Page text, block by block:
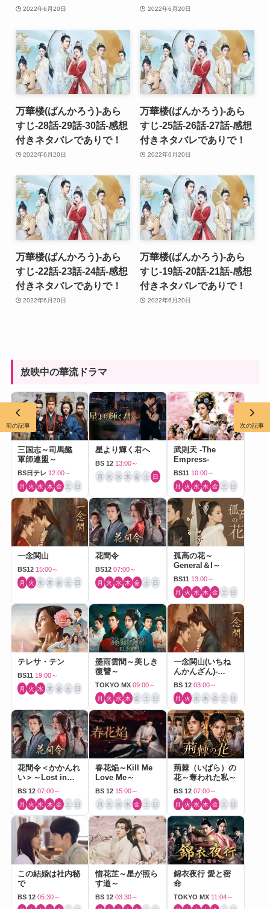
2022年6月20日 2022年6月20日
万華楼(ばんかろう)-あら
すじ-28話-29話-30話-感想
付きネタバレでありで！
2022年6月20日
万華楼(ばんかろう)-あら
すじ-25話-26話-27話-感想
付きネタバレでありで！
2022年6月20日
万華楼(ばんかろう)-あら
すじ-22話-23話-24話-感想
付きネタバレでありで！
2022年6月20日
万華楼(ばんかろう)-あら
すじ-19話-20話-21話-感想
付きネタバレでありで！
2022年6月20日
放映中の華流ドラマ
三国志～司馬懿
軍師連盟～
BS日テレ 12:00～
月 火 水 木 金 土 日
星より輝く君へ
BS 12 13:00～
月 火 水 木 金 土 日
武則天 -The
Empress-
BS11 10:00～
月 火 水 木 金 土 日
一念関山
BS12 15:00～
月 火 水 木 金 土 日
花間令
BS12 07:00～
月 火 水 木 金 土 日
孤高の花～
General＆I～
BS11 13:00～
月 火 水 木 金 土 日
テレサ・テン
BS11 19:00～
月 火 水 木 金 土 日
墨雨雲間～美しき
復讐～
TOKYO MX 09:00～
月 火 水 木 金 土 日
一念関山(いちね
んかんざん)-
Journey to Love-
BS 12 03:00～
月 火 水 木 金 土 日
花間令＜かかんれ
い＞～Lost in
Love～
BS 12 07:00～
月 火 水 木 金 土 日
春花焔～Kill Me
Love Me～
BS 12 15:00～
月 火 水 木 金 土 日
荊棘（いばら）の
花～奪われた私～
BS 12 07:00～
月 火 水 木 金 土 日
この結婚は社内秘
で
BS 12 05:30～
惜花芷～星が照ら
す道～
BS 12 03:30～
錦衣夜行 愛と密
命
TOKYO MX 11:04～
前の記事 次の記事